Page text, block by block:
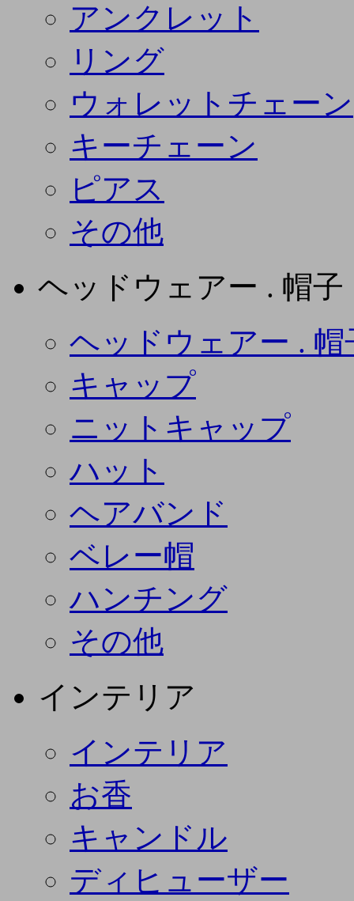
アンクレット
リング
ウォレットチェーン
キーチェーン
ピアス
その他
ヘッドウェアー . 帽子
ヘッドウェアー . 帽
キャップ
ニットキャップ
ハット
ヘアバンド
ベレー帽
ハンチング
その他
インテリア
インテリア
お香
キャンドル
ディヒューザー